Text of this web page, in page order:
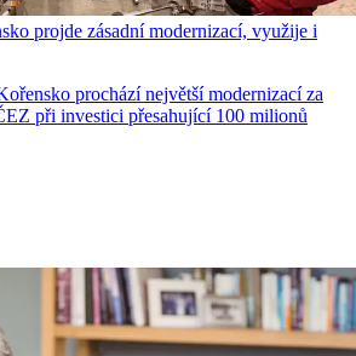
projde zásadní modernizací, využije i
prochází největší modernizací za
při investici přesahující 100 milionů